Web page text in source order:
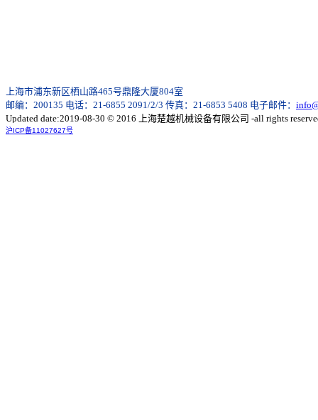
上海市浦东新区栖山路465号鼎隆大厦804室
邮编：200135 电话：21-6855 2091/2/3 传真：21-6853 5408 电子邮件：
Updated date:2019-08-30 © 2016 上海楚越机械设备有限公司 -all rights
沪ICP备11027627号